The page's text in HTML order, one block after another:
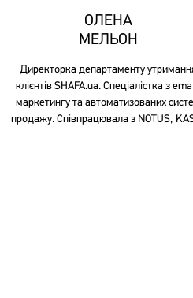
ОЛЕНА
МЕЛЬОН
Директорка департаменту
клієнтів SHAFA.ua. Спеціалістка з
маркетингу та автоматизованих
продажу. Співпрацювала з NOTUS,